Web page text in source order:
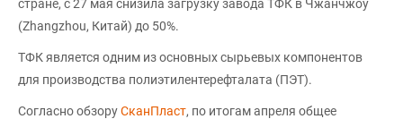
стране, с 27 мая снизила загрузку завода ТФК в Чжанчжоу
(Zhangzhou, Китай) до 50%.
ТФК является одним из основных сырьевых компонентов
для производства полиэтилентерефталата (ПЭТ).
Согласно обзоруСканПласт, по итогам апреля общее